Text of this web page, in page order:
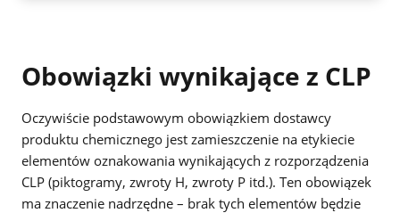
Obowiązki wynikające z CLP
Oczywiście podstawowym obowiązkiem dostawcy
produktu chemicznego jest zamieszczenie na etykiecie
elementów oznakowania wynikających z rozporządzenia
CLP (piktogramy, zwroty H, zwroty P itd.). Ten obowiązek
ma znaczenie nadrzędne – brak tych elementów będzie